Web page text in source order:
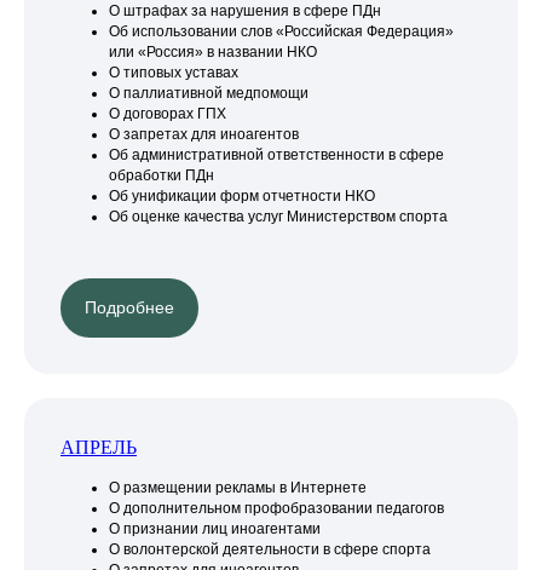
О штрафах за нарушения в сфере ПДн
Об использовании слов «Российская Федерация»
или «Россия» в названии НКО
О типовых уставах
О паллиативной медпомощи
О договорах ГПХ
О запретах для иноагентов
Об административной ответственности в сфере
обработки ПДн
Об унификации форм отчетности НКО
Об оценке качества услуг Министерством спорта
Подробнее
АПРЕЛЬ
О размещении рекламы в Интернете
О дополнительном профобразовании педагогов
О признании лиц иноагентами
О волонтерской деятельности в сфере спорта